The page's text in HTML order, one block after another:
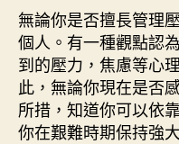
無論你是否擅長管理
個人。有一種觀點認
到的壓力，焦慮等心
此，無論你現在是否
所措，知道你可以依
你在艱難時期保持強